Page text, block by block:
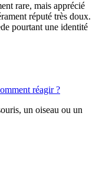
rare, mais apprécié
réputé très doux.
pourtant une identité
réagir ?
un oiseau ou un